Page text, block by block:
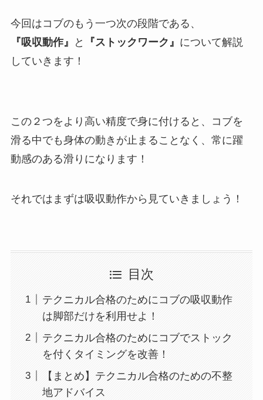
今回はコブのもう一つ次の段階である、
『吸収動作』
と 『ストックワーク』 について解説
していきます！
この２つをより高い精度で身に付けると、コブを
滑る中でも身体の動きが止まることなく、常に躍
動感のある滑りになります！
それではまずは吸収動作から見ていきましょう！
目次
テクニカル合格のためにコブの吸収動作
は脚部だけを利用せよ！
テクニカル合格のためにコブでストック
を付くタイミングを改善！
【まとめ】テクニカル合格のための不整
地アドバイス